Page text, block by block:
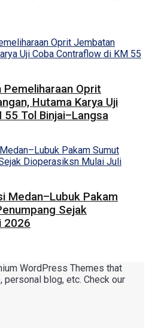
Pemeliharaan Oprit
Hutama Karya Uji
Tol Binjai–Langsa
Medan–Lubuk Pakam
Sejak
2026
WordPress Themes that
blog, etc. Check our